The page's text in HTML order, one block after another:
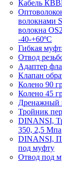
Кабель
волокнами
волокна
-40-+60ºC
Гибкая
Отвод
Адаптер
Клапан
Колено 90
Колено 45
Дренажный
Тройник
DINANSI,
350, 2,5 Мпа
DINANSI,
под муфту
Отвод под